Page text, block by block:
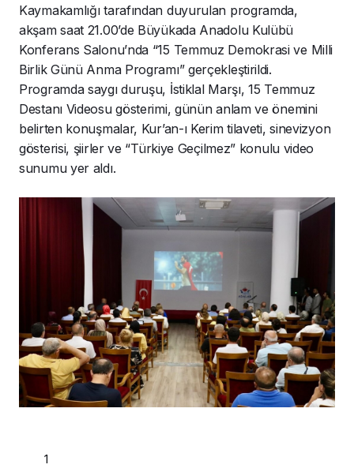
Kaymakamlığı tarafından duyurulan programda,
akşam saat 21.00’de Büyükada Anadolu Kulübü
Konferans Salonu’nda “15 Temmuz Demokrasi ve Milli
Birlik Günü Anma Programı” gerçekleştirildi.
Programda saygı duruşu, İstiklal Marşı, 15 Temmuz
Destanı Videosu gösterimi, günün anlam ve önemini
belirten konuşmalar, Kur’an-ı Kerim tilaveti, sinevizyon
gösterisi, şiirler ve “Türkiye Geçilmez” konulu video
sunumu yer aldı.
1